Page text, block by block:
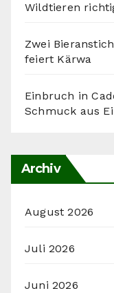
Wildtieren
Zwei
feiert Kärwa
Einbruch in
Schmuck aus
Archiv
August 2026
Juli 2026
Juni 2026